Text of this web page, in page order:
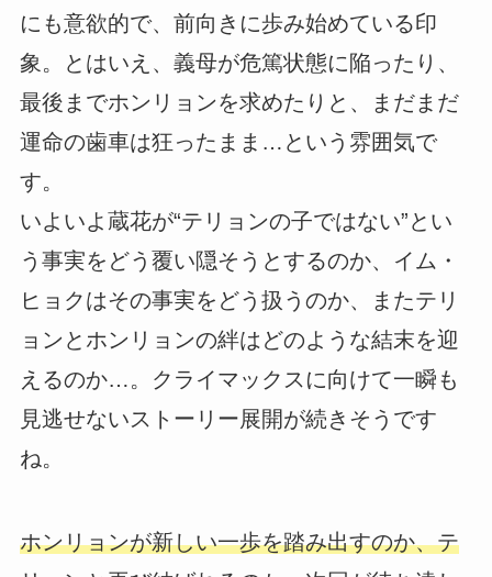
にも意欲的で、前向きに歩み始めている印
象。とはいえ、義母が危篤状態に陥ったり、
最後までホンリョンを求めたりと、まだまだ
運命の歯車は狂ったまま…という雰囲気で
す。
いよいよ蔵花が“テリョンの子ではない”とい
う事実をどう覆い隠そうとするのか、イム・
ヒョクはその事実をどう扱うのか、またテリ
ョンとホンリョンの絆はどのような結末を迎
えるのか…。クライマックスに向けて一瞬も
見逃せないストーリー展開が続きそうです
ね。
ホンリョンが新しい一歩を踏み出すのか、テ